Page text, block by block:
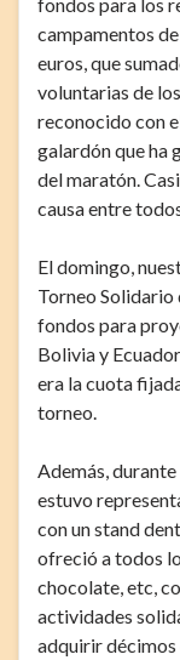
campamentos
euros, que
voluntarias de
reconocido con
galardón que ha
del maratón.
causa entre
El domingo,
Torneo
fondos para
Bolivia y
era la cuota
torneo.
Además,
estuvo
con un stand
ofreció a todos
chocolate, etc,
actividades
adquirir décimos